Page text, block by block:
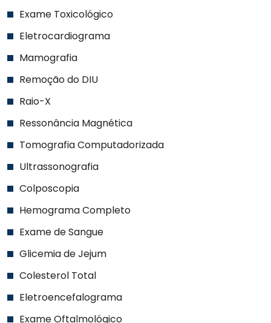
Exame Toxicológico
Eletrocardiograma
Mamografia
Remoção do DIU
Raio-X
Ressonância Magnética
Tomografia Computadorizada
Ultrassonografia
Colposcopia
Hemograma Completo
Exame de Sangue
Glicemia de Jejum
Colesterol Total
Eletroencefalograma
Exame Oftalmológico